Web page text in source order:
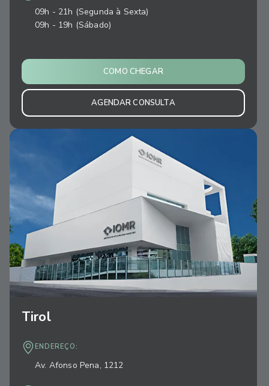
09h - 21h (Segunda à Sexta)
09h - 19h (Sábado)
COMO CHEGAR
AGENDAR CONSULTA
Tirol
ENDEREÇO:
Av. Afonso Pena, 1212